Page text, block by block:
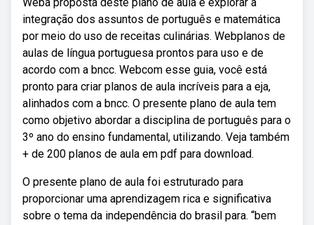
integração dos assuntos de português e matemática
por meio do uso de receitas culinárias. Webplanos de
aulas de língua portuguesa prontos para uso e de
acordo com a bncc. Webcom esse guia, você está
pronto para criar planos de aula incríveis para a eja,
alinhados com a bncc. O presente plano de aula tem
como objetivo abordar a disciplina de português para o
3º ano do ensino fundamental, utilizando. Veja também
+ de 200 planos de aula em pdf para download.
O presente plano de aula foi estruturado para
proporcionar uma aprendizagem rica e significativa
sobre o tema da independência do brasil para. “bem